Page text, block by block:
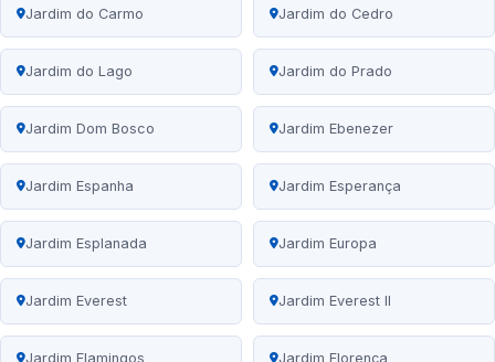
Jardim do Carmo Jardim do Cedro
Jardim do Lago Jardim do Prado
Jardim Dom Bosco Jardim Ebenezer
Jardim Espanha Jardim Esperança
Jardim Esplanada Jardim Europa
Jardim Everest Jardim Everest II
Jardim Flamingos Jardim Florença